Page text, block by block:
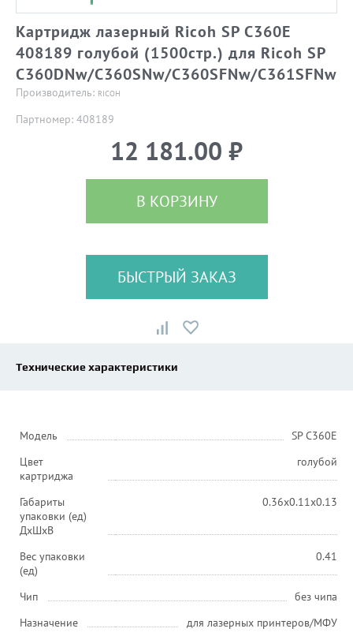
Картридж лазерный Ricoh SP C360E
408189 голубой (1500стр.) для Ricoh SP
C360DNw/C360SNw/C360SFNw/C361SFNw
Производитель: RICOH
Партномер: 408189
12 181.00 ₽
В КОРЗИНУ
БЫСТРЫЙ ЗАКАЗ
Технические характеристики
Модель
SP C360E
Цвет
картриджа
голубой
Габариты
упаковки (ед)
ДхШхВ
0.36x0.11x0.13
Вес упаковки
(ед)
0.41
Чип
без чипа
Назначение
для лазерных принтеров/МФУ